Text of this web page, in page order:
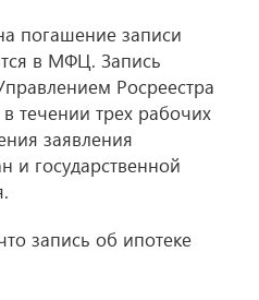
погашение записи
в МФЦ. Запись
Росреестра
течении трех рабочих
заявления
и государственной
запись об ипотеке